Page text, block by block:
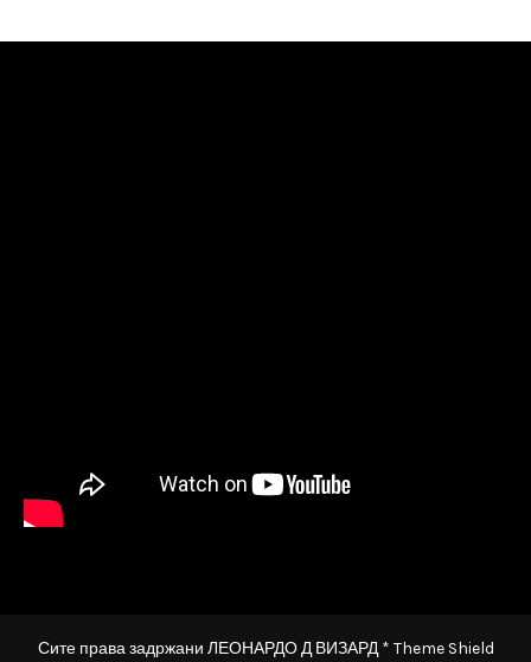
Сите права задржани ЛЕОНАРДО Д ВИЗАРД * Theme Shield